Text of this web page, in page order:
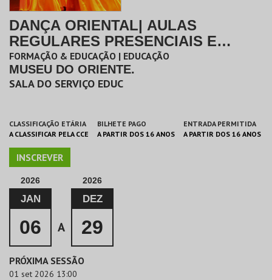
DANÇA ORIENTAL| AULAS
REGULARES PRESENCIAIS E
ONLINE
FORMAÇÃO & EDUCAÇÃO | EDUCAÇÃO
MUSEU DO ORIENTE.
SALA DO SERVIÇO EDUC
CLASSIFICAÇÃO ETÁRIA
A CLASSIFICAR PELA CCE
BILHETE PAGO
A PARTIR DOS 16 ANOS
ENTRADA PERMITIDA
A PARTIR DOS 16 ANOS
INSCREVER
2026
JAN
06 A
2026
DEZ
29
PRÓXIMA SESSÃO
01 set 2026 13:00